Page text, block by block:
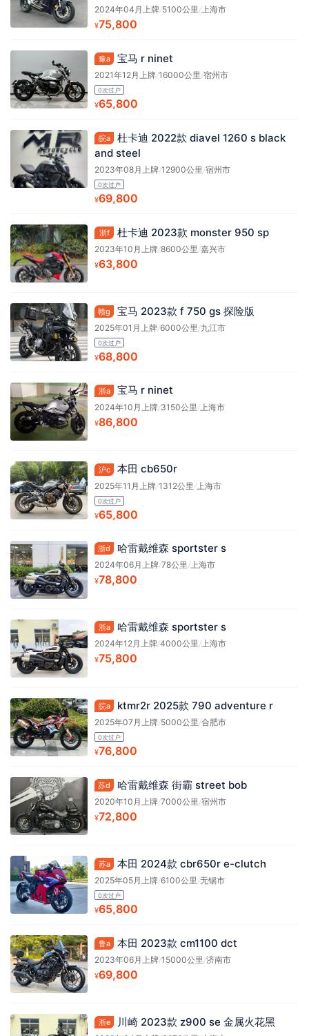
2024年04月上牌/5100公里 /上海市
¥75,800
豫a 宝马 r ninet
2021年12月上牌/16000公里 /宿州市
0次过户
¥65,800
皖a
杜卡迪 2022款 diavel 1260 s black
and steel
2023年08月上牌/12900公里 /宿州市
0次过户
¥69,800
浙f 杜卡迪 2023款 monster 950 sp
2023年10月上牌/8600公里 /嘉兴市
¥63,800
赣g 宝马 2023款 f 750 gs 探险版
2025年01月上牌/6000公里 /九江市
0次过户
¥68,800
浙a 宝马 r ninet
2024年10月上牌/3150公里 /上海市
¥86,800
沪c 本田 cb650r
2025年11月上牌/1312公里 /上海市
0次过户
¥65,800
浙d 哈雷戴维森 sportster s
2024年06月上牌/78公里/上海市
¥78,800
浙a 哈雷戴维森 sportster s
2024年12月上牌/4000公里/上海市
¥75,800
皖a ktmr2r 2025款 790 adventure r
2025年07月上牌/5000公里/合肥市
0次过户
¥76,800
苏d 哈雷戴维森 街霸 street bob
2020年10月上牌/7000公里/宿州市
¥72,800
苏a 本田 2024款 cbr650r e-clutch
2025年05月上牌/6100公里/无锡市
0次过户
¥65,800
鲁a 本田 2023款 cm1100 dct
2023年06月上牌/15000公里/济南市
¥69,800
浙e 川崎 2023款 z900 se 金属火花黑